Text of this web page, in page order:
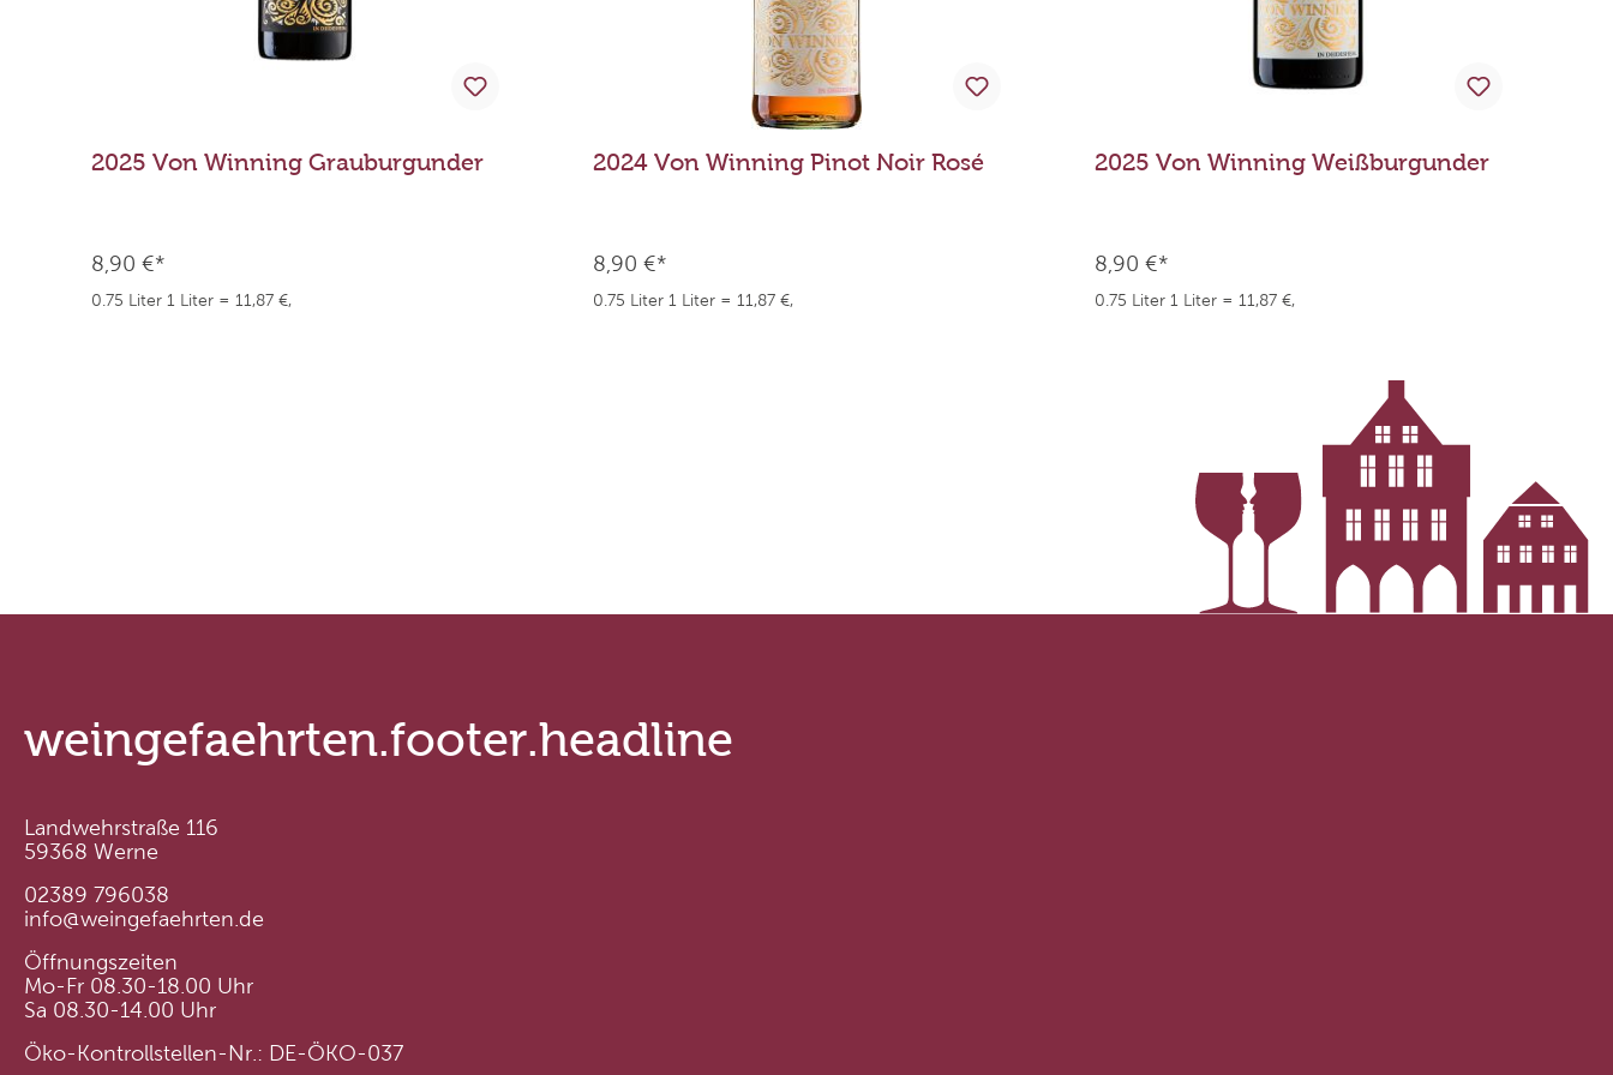
2025 Von Winning Grauburgunder
8,90 €*
0.75 Liter 1 Liter = 11,87 €,
2024 Von Winning Pinot Noir Rosé
8,90 €*
0.75 Liter 1 Liter = 11,87 €,
2025 Von Winning Weißburgunder
8,90 €*
0.75 Liter 1 Liter = 11,87 €,
weingefaehrten.footer.headline
Landwehrstraße 116
59368 Werne
02389 796038
info@weingefaehrten.de
Öffnungszeiten
Mo-Fr 08.30-18.00 Uhr
Sa 08.30-14.00 Uhr
Öko-Kontrollstellen-Nr.: DE-ÖKO-037